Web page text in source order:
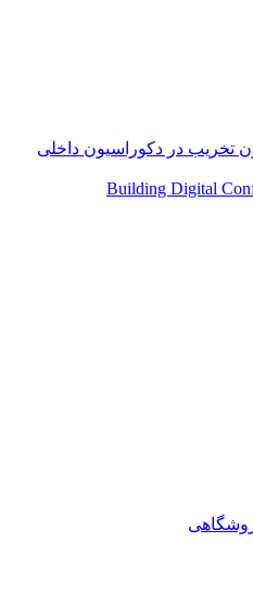
تخریب در دکوراسیون داخلی
Building Digital